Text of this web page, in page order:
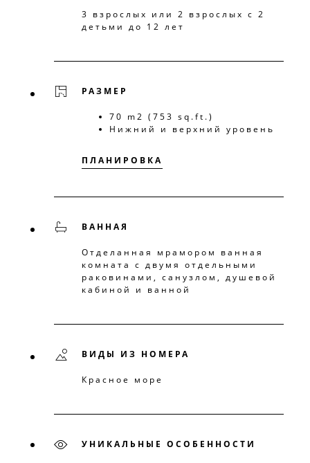
3 взрослых или 2 взрослых с 2
детьми до 12 лет
РАЗМЕР
70 m2 (753 sq.ft.)
Нижний и верхний уровень
ПЛАНИРОВКА
ВАННАЯ
Отделанная мрамором ванная
комната с двумя отдельными
раковинами, санузлом, душевой
кабиной и ванной
ВИДЫ ИЗ НОМЕРА
Красное море
УНИКАЛЬНЫЕ ОСОБЕННОСТИ